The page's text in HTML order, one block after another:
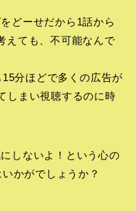
どーせだから1話から
えても、不可能なんで
分ほどで多くの広告が
しまい視聴するのに時
しないよ！という心の
かがでしょうか？